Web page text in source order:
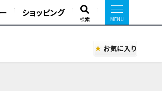
ショッピング
検索
お気に入り